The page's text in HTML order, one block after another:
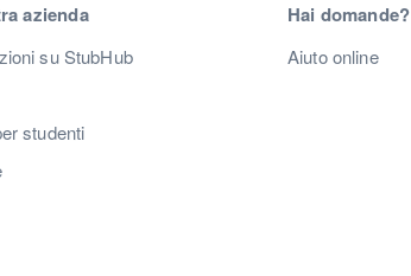
azienda
su StubHub
studenti
Hai domande?
Aiuto online